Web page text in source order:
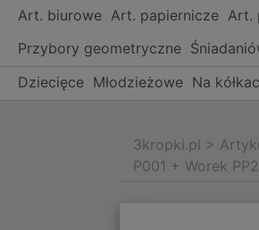
Art. biurowe Art. papiernicze Art.
Przybory geometryczne
Dziecięce Młodzieżowe Na
3kropki.pl >
P001 + Worek